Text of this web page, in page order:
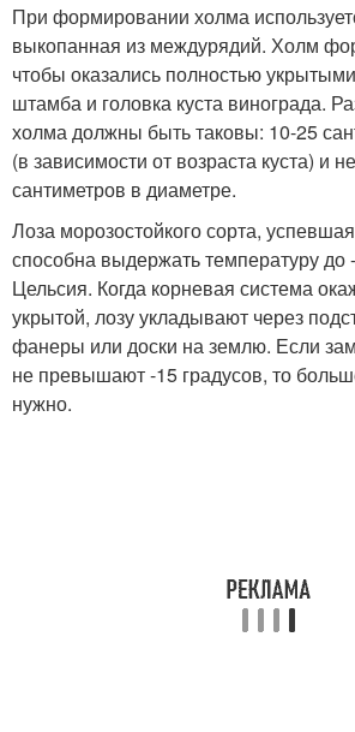
При формировании холма
выкопанная из междурядий. Холм
чтобы оказались полностью
штамба и головка куста винограда.
холма должны быть таковы: 10-25
(в зависимости от возраста куста) и
сантиметров в диаметре.
Лоза морозостойкого сорта,
способна выдержать температуру до
Цельсия. Когда корневая система
укрытой, лозу укладывают через
фанеры или доски на землю. Если
не превышают -15 градусов, то
нужно.